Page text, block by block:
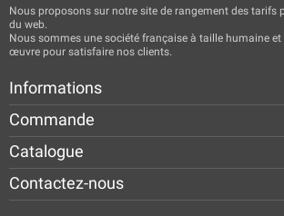
Nous proposons sur notre site de rangement des tarifs
du web.
Nous sommes une société française à taille humaine
œuvre pour satisfaire nos clients.
Informations
Commande
Catalogue
Contactez-nous